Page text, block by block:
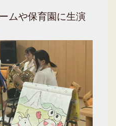
ムや保育園に生演